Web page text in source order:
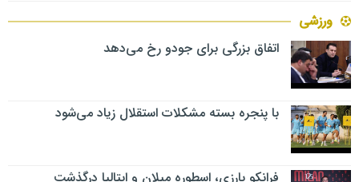
ورزشی
اتفاق بزرگی برای جودو رخ می‌دهد
با پنجره بسته مشکلات استقلال زیاد می‌شود
فرانکو بارزی، اسطوره میلان و ایتالیا درگذشت